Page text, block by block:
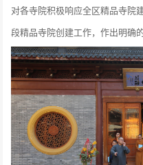
对各寺院积极响应全区精品寺院
段精品寺院创建工作，作出明确